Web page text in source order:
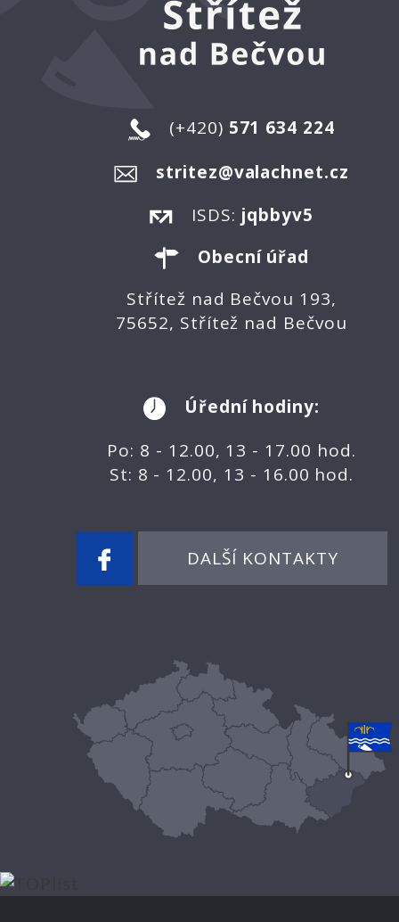
(+420) 571 634 224
stritez@valachnet.cz
ISDS: jqbbyv5
Obecní úřad
Střítež nad Bečvou 193,
75652, Střítež nad Bečvou
Úřední hodiny:
Po: 8 - 12.00, 13 - 17.00 hod.
St: 8 - 12.00, 13 - 16.00 hod.
DALŠÍ KONTAKTY